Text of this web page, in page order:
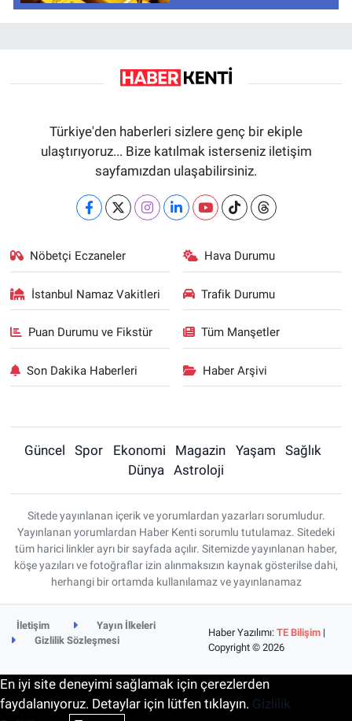
Türkiye'den haberleri sizlere genç bir ekiple
ulaştırıyoruz... Bize katılmak isterseniz iletişim
sayfamızdan ulaşabilirsiniz.
Nöbetçi Eczaneler Hava Durumu
İstanbul Namaz Vakitleri Trafik Durumu
Puan Durumu ve Fikstür Tüm Manşetler
Son Dakika Haberleri Haber Arşivi
Güncel Spor Ekonomi Magazin Yaşam
Sağlık
Dünya
Astroloji
Sitede yayınlanan içerik ve yorumlardan yazarları sorumludur.
Yayınlanan yorumlardan Haber Kenti sorumlu tutulamaz. Sitedeki
tüm harici linkler ayrı bir sayfada açılır. Sitemizde yayınlanan haber,
köşe yazıları ve fotoğraflar izin alınmaksızın kaynak gösterilse dahi,
herhangi bir ortamda kullanılamaz ve yayınlanamaz
İletişim
Yayın İlkeleri
Gizlilik Sözleşmesi
Haber Yazılımı:TE Bilişim |
Copyright © 2026
En iyi site deneyimi sağlamak için çerezlerden
faydalanıyoruz. Detaylar için lütfen tıklayın. Gizlilik